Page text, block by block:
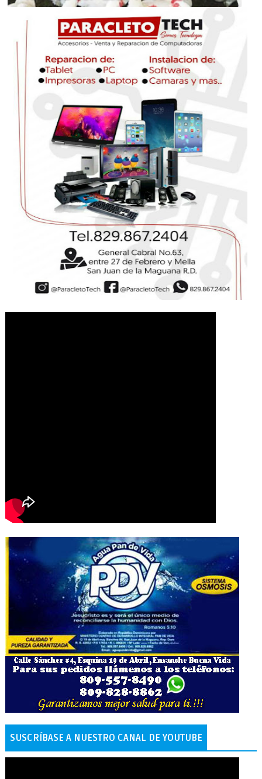
SUSCRÍBASE A NUESTRO CANAL DE YOUTUBE